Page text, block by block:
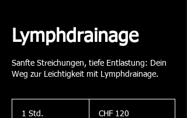
Lymphdrainage
Sanfte Streichungen, tiefe Entlastung: Dein
Weg zur Leichtigkeit mit Lymphdrainage.
1 Std.
Franken
CHF 120